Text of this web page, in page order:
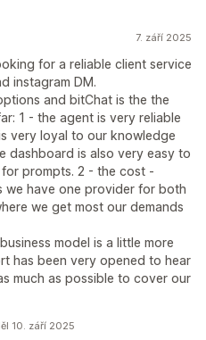
7. září 2025
for a reliable client service
instagram DM.
and bitChat is the the
1 - the agent is very reliable
very loyal to our knowledge
dashboard is also very easy to
prompts. 2 - the cost -
we have one provider for both
we get most our demands
model is a little more
has been very opened to hear
much as possible to cover our
10. září 2025